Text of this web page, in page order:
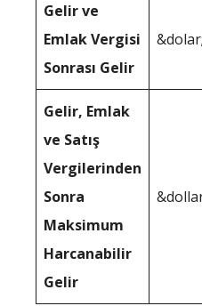
Gelir ve
Emlak Vergisi
Sonrası Gelir
Gelir, Emlak
ve Satış
Vergilerinden
Sonra
Maksimum
Harcanabilir
Gelir